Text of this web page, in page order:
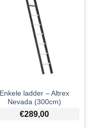
Enkele ladder – Altrex
Nevada (300cm)
€289,00